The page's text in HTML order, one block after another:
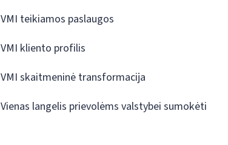
VMI teikiamos paslaugos
VMI kliento profilis
VMI skaitmeninė transformacija
Vienas langelis prievolėms valstybei sumokėti